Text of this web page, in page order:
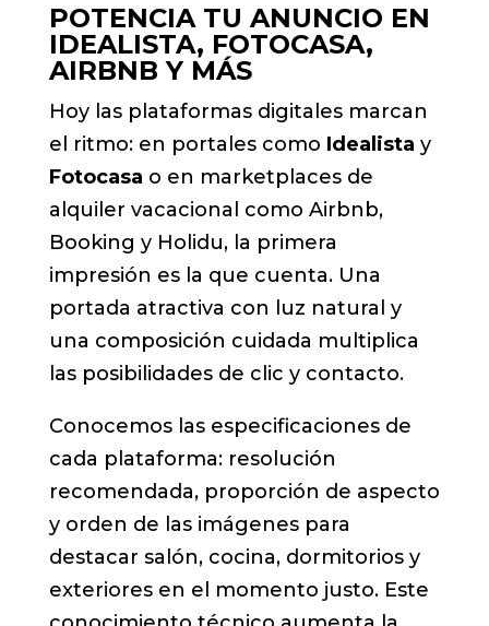
POTENCIA TU ANUNCIO EN
IDEALISTA, FOTOCASA,
AIRBNB Y MÁS
Hoy las plataformas digitales marcan
el ritmo: en portales como Idealista y
Fotocasa o en marketplaces de
alquiler vacacional como Airbnb,
Booking y Holidu, la primera
impresión es la que cuenta. Una
portada atractiva con luz natural y
una composición cuidada multiplica
las posibilidades de clic y contacto.
Conocemos las especificaciones de
cada plataforma: resolución
recomendada, proporción de aspecto
y orden de las imágenes para
destacar salón, cocina, dormitorios y
exteriores en el momento justo. Este